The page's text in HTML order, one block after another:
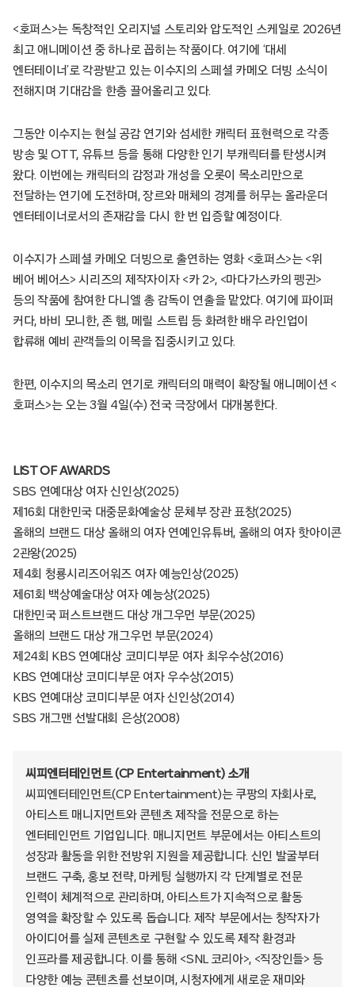
<호퍼스>는 독창적인 오리지널 스토리와 압도적인 스케일로 2026년
최고 애니메이션 중 하나로 꼽히는 작품이다. 여기에 ‘대세
엔터테이너’로 각광받고 있는 이수지의 스페셜 카메오 더빙 소식이
전해지며 기대감을 한층 끌어올리고 있다.
그동안 이수지는 현실 공감 연기와 섬세한 캐릭터 표현력으로 각종
방송 및 OTT, 유튜브 등을 통해 다양한 인기 부캐릭터를 탄생시켜
왔다. 이번에는 캐릭터의 감정과 개성을 오롯이 목소리만으로
전달하는 연기에 도전하며, 장르와 매체의 경계를 허무는 올라운더
엔터테이너로서의 존재감을 다시 한 번 입증할 예정이다.
이수지가 스페셜 카메오 더빙으로 출연하는 영화 <호퍼스>는 <위
베어 베어스> 시리즈의 제작자이자 <카 2>, <마다가스카의 펭귄>
등의 작품에 참여한 다니엘 총 감독이 연출을 맡았다. 여기에 파이퍼
커다, 바비 모니한, 존 햄, 메릴 스트립 등 화려한 배우 라인업이
합류해 예비 관객들의 이목을 집중시키고 있다.
한편, 이수지의 목소리 연기로 캐릭터의 매력이 확장될 애니메이션 <
호퍼스>는 오는 3월 4일(수) 전국 극장에서 대개봉한다.
LIST OF AWARDS
SBS 연예대상 여자 신인상(2025)
제16회 대한민국 대중문화예술상 문체부 장관 표창(2025)
올해의 브랜드 대상 올해의 여자 연예인유튜버, 올해의 여자 핫아이콘
2관왕(2025)
제4회 청룡시리즈어워즈 여자 예능인상(2025)
제61회 백상예술대상 여자 예능상(2025)
대한민국 퍼스트브랜드 대상 개그우먼 부문(2025)
올해의 브랜드 대상 개그우먼 부문(2024)
제24회 KBS 연예대상 코미디부문 여자 최우수상(2016)
KBS 연예대상 코미디부문 여자 우수상(2015)
KBS 연예대상 코미디부문 여자 신인상(2014)
SBS 개그맨 선발대회 은상(2008)
씨피엔터테인먼트 (CP Entertainment) 소개
씨피엔터테인먼트(CP Entertainment)는 쿠팡의 자회사로,
아티스트 매니지먼트와 콘텐츠 제작을 전문으로 하는
엔터테인먼트 기업입니다. 매니지먼트 부문에서는 아티스트의
성장과 활동을 위한 전방위 지원을 제공합니다. 신인 발굴부터
브랜드 구축, 홍보 전략, 마케팅 실행까지 각 단계별로 전문
인력이 체계적으로 관리하며, 아티스트가 지속적으로 활동
영역을 확장할 수 있도록 돕습니다. 제작 부문에서는 창작자가
아이디어를 실제 콘텐츠로 구현할 수 있도록 제작 환경과
인프라를 제공합니다. 이를 통해 <SNL 코리아>, <직장인들> 등
다양한 예능 콘텐츠를 선보이며, 시청자에게 새로운 재미와